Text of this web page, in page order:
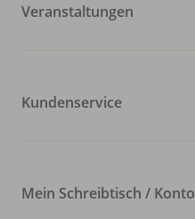
Veranstaltungen
Kundenservice
Mein Schreibtisch / Konto